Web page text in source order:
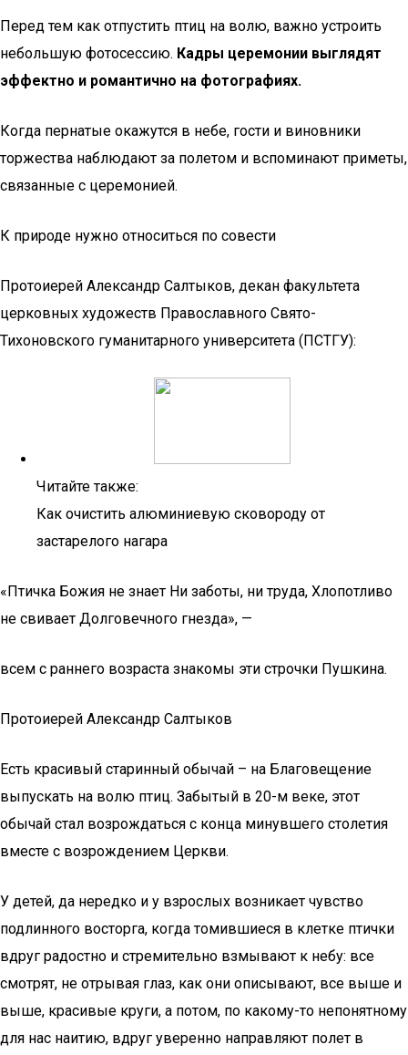
Перед тем как отпустить птиц на волю, важно устроить
небольшую фотосессию. Кадры церемонии выглядят
эффектно и романтично на фотографиях.
Когда пернатые окажутся в небе, гости и виновники
торжества наблюдают за полетом и вспоминают приметы,
связанные с церемонией.
К природе нужно относиться по совести
Протоиерей Александр Салтыков, декан факультета
церковных художеств Православного Свято-
Тихоновского гуманитарного университета (ПСТГУ):
Читайте также:
Как очистить алюминиевую сковороду от
застарелого нагара
«Птичка Божия не знает Ни заботы, ни труда, Хлопотливо
не свивает Долговечного гнезда», —
всем с раннего возраста знакомы эти строчки Пушкина.
Протоиерей Александр Салтыков
Есть красивый старинный обычай – на Благовещение
выпускать на волю птиц. Забытый в 20-м веке, этот
обычай стал возрождаться с конца минувшего столетия
вместе с возрождением Церкви.
У детей, да нередко и у взрослых возникает чувство
подлинного восторга, когда томившиеся в клетке птички
вдруг радостно и стремительно взмывают к небу: все
смотрят, не отрывая глаз, как они описывают, все выше и
выше, красивые круги, а потом, по какому-то непонятному
для нас наитию, вдруг уверенно направляют полет в